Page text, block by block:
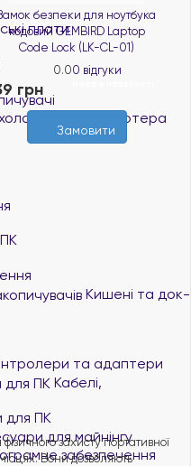
плати
комп'ютера
Кишені та док-
та адаптери
Кабелі,
для ПК
для майнінгу
забезпечення
безпеки для ноутбука
кодовий GEMBIRD Laptop
Code Lock (LK-CL-01)
0.00 відгуки
грн
Замовити
захисту портативної
Вони дозволяють